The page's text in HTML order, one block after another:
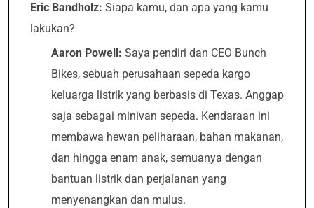
Eric Bandholz: Siapa kamu, dan apa yang kamu
lakukan?
Aaron Powell: Saya pendiri dan CEO Bunch
Bikes, sebuah perusahaan sepeda kargo
keluarga listrik yang berbasis di Texas. Anggap
saja sebagai minivan sepeda. Kendaraan ini
membawa hewan peliharaan, bahan makanan,
dan hingga enam anak, semuanya dengan
bantuan listrik dan perjalanan yang
menyenangkan dan mulus.